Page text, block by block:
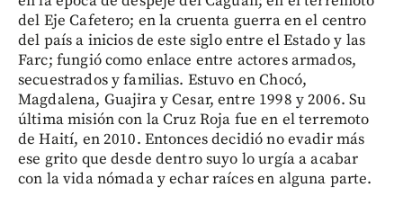
del Eje Cafetero; en la cruenta guerra en el centro
del país a inicios de este siglo entre el Estado y las
Farc; fungió como enlace entre actores armados,
secuestrados y familias. Estuvo en Chocó,
Magdalena, Guajira y Cesar, entre 1998 y 2006. Su
última misión con la Cruz Roja fue en el terremoto
de Haití, en 2010. Entonces decidió no evadir más
ese grito que desde dentro suyo lo urgía a acabar
con la vida nómada y echar raíces en alguna parte.